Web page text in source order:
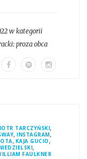
w kategorii
proza obca
TARCZYŃSKI,
, INSTAGRAM,
, KAJA GUCIO ,
,
FAULKNER